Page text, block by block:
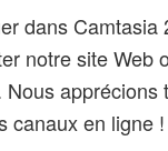
dans
notre site Web
canaux en ligne !